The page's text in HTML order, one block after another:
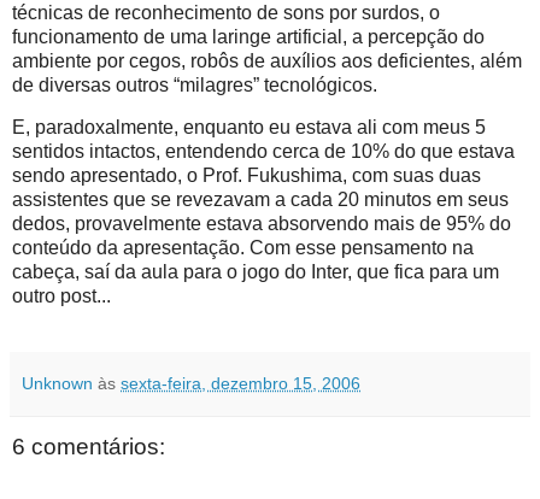
técnicas de reconhecimento de sons por surdos, o
funcionamento de uma laringe artificial, a percepção do
ambiente por cegos, robôs de auxílios aos deficientes, além
de diversas outros “milagres” tecnológicos.
E, paradoxalmente, enquanto eu estava ali com meus 5
sentidos intactos, entendendo cerca de 10% do que estava
sendo apresentado, o Prof. Fukushima, com suas duas
assistentes que se revezavam a cada 20 minutos em seus
dedos, provavelmente estava absorvendo mais de 95% do
conteúdo da apresentação. Com esse pensamento na
cabeça, saí da aula para o jogo do Inter, que fica para um
outro post...
Unknown às sexta-feira, dezembro 15, 2006
6 comentários: